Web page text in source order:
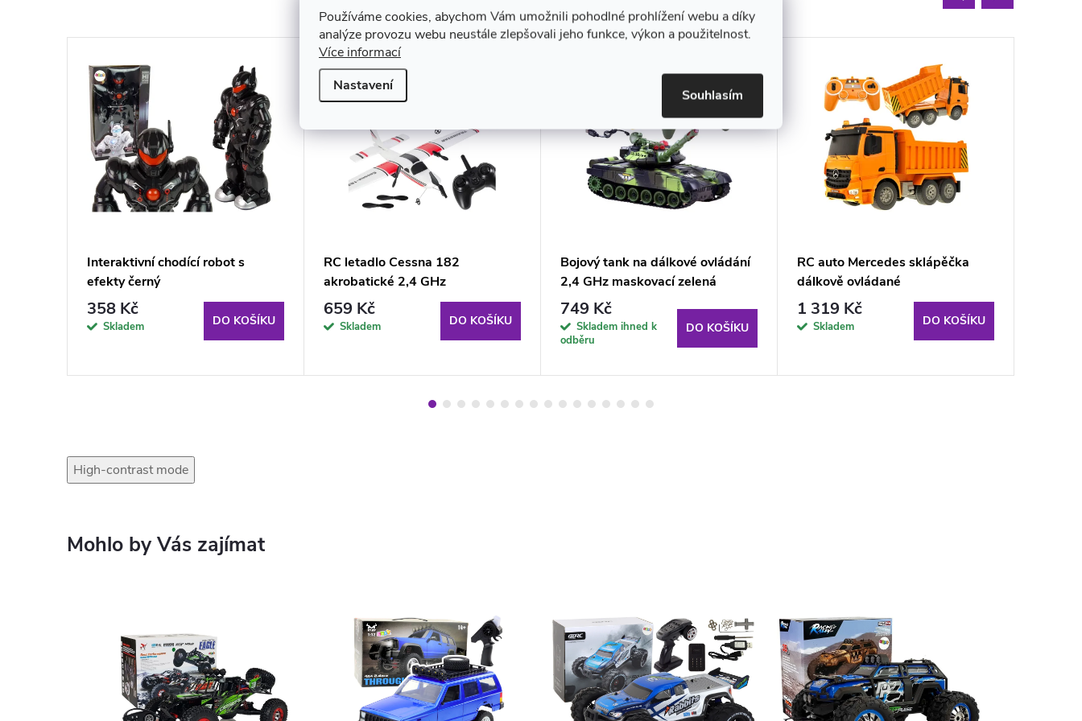
Používáme cookies, abychom Vám umožnili pohodlné prohlížení webu a díky
analýze provozu webu neustále zlepšovali jeho funkce, výkon a použitelnost.
Více informací
Nastavení
Souhlasím
Interaktivní chodící robot s
efekty černý
358 Kč
Skladem DO KOŠÍKU
RC letadlo Cessna 182
akrobatické 2,4 GHz
659 Kč
Skladem DO KOŠÍKU
Bojový tank na dálkové ovládání
2,4 GHz maskovací zelená
749 Kč
Skladem ihned k
odběru
DO KOŠÍKU
RC auto Mercedes sklápěčka
dálkově ovládané
1 319 Kč
Skladem DO KOŠÍKU
High-contrast mode